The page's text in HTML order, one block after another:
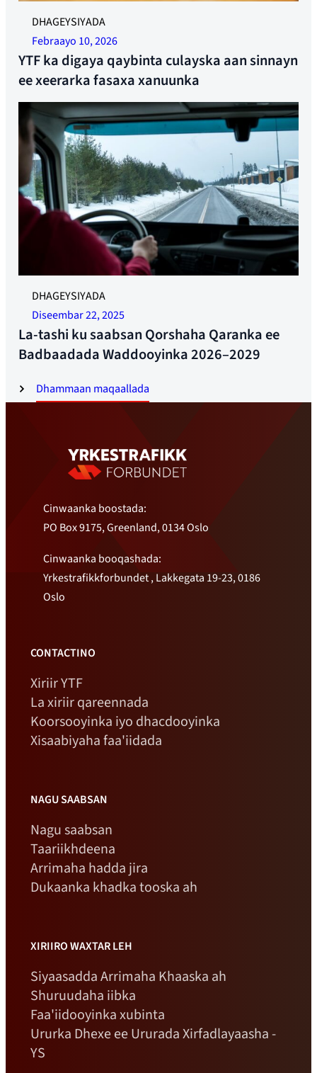
Dhammaan maqaallada
Sawir sawir leh.
DHAGEYSIYADA
Febraayo 10, 2026
YTF ka digaya qaybinta culayska aan sinnayn
ee xeerarka fasaxa xanuunka
Meelo nasasho oo dheeraad ah oo 24 saacadood ah ayaa
hadda la dhisayaa. Sawir: Jonas Ruud
DHAGEYSIYADA
Diseembar 22, 2025
La-tashi ku saabsan Qorshaha Qaranka ee
Badbaadada Waddooyinka 2026–2029
Cinwaanka boostada:
PO Box 9175, Greenland, 0134 Oslo
Cinwaanka booqashada:
Yrkestrafikkforbundet , Lakkegata 19-23, 0186
Oslo
CONTACTINO
Xiriir YTF
La xiriir qareennada
Koorsooyinka iyo dhacdooyinka
Xisaabiyaha faa'iidada
NAGU SAABSAN
Nagu saabsan
Taariikhdeena
Arrimaha hadda jira
Dukaanka khadka tooska ah
XIRIIRO WAXTAR LEH
Siyaasadda Arrimaha Khaaska ah
Shuruudaha iibka
Faa'iidooyinka xubinta
Ururka Dhexe ee Ururada Xirfadlayaasha -
YS